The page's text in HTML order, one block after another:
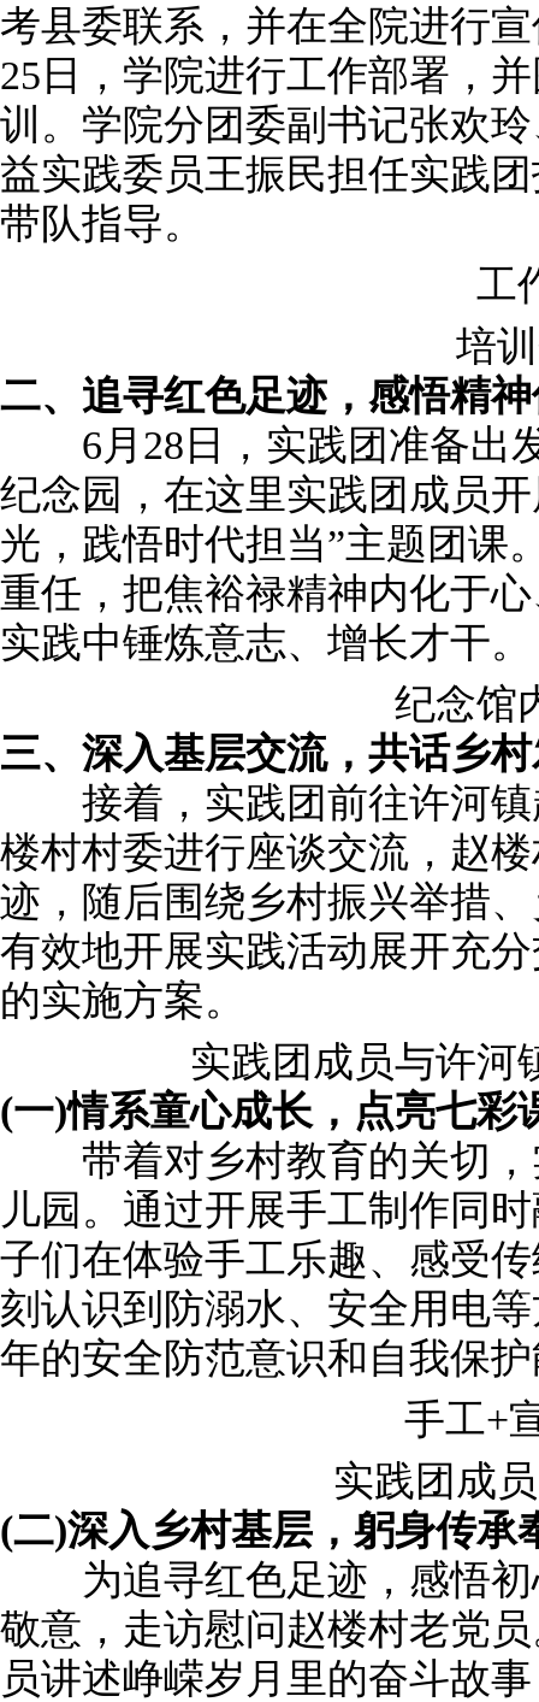
考县委联系，并在全院进行
25日，学院进行工作部署，
训。学院分团委副书记张欢
益实践委员王振民担任实践
带队指导。
工
培训
二、追寻红色足迹，感悟精
6月28日，实践团准备出
纪念园，在这里实践团成员
光，践悟时代担当”主题团课
重任，把焦裕禄精神内化于
实践中锤炼意志、增长才干。
纪念馆
三、深入基层交流，共话乡
接着，实践团前往许河镇
楼村村委进行座谈交流，赵
迹，随后围绕乡村振兴举措
有效地开展实践活动展开充
的实施方案。
实践团成员与许河
(一)情系童心成长，点亮七彩
带着对乡村教育的关切，
儿园。通过开展手工制作同
子们在体验手工乐趣、感受
刻认识到防溺水、安全用电
年的安全防范意识和自我保
手工+宣
实践团成员
(二)深入乡村基层，躬身传承
为追寻红色足迹，感悟初
敬意，走访慰问赵楼村老党
员讲述峥嵘岁月里的奋斗故